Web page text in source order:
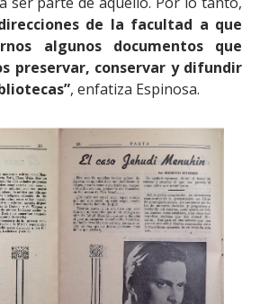
de la facultad a que
algunos documentos que
preservar, conservar y difundir
, enfatiza Espinosa.